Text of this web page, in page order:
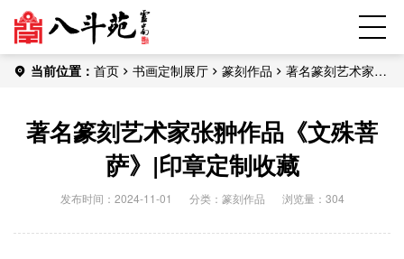
当前位置： 首页 书画定制展厅 篆刻作品
著名篆刻艺术家张
著名篆刻艺术家张翀作品《文殊菩
萨》|印章定制收藏
发布时间：2024-11-01 分类： 篆刻作品 浏览量：304